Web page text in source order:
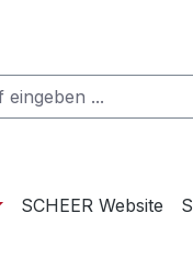
SCHEER Website